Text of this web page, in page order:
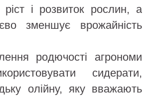
і розвиток рослин, а
зменшує врожайність
родючості агрономи
сидерати,
олійну, яку вважають